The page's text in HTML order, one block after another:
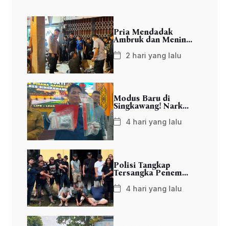
Pria Mendadak
Ambruk dan Menin...
2 hari yang lalu
Modus Baru di
Singkawang! Nark...
4 hari yang lalu
Polisi Tangkap
Tersangka Penem...
4 hari yang lalu